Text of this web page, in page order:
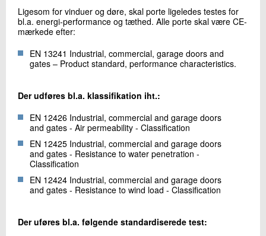
Ligesom for vinduer og døre, skal porte ligeledes testes for
bl.a. energi-performance og tæthed. Alle porte skal være CE-
mærkede efter:
EN 13241 Industrial, commercial, garage doors and
gates – Product standard, performance characteristics.
Der udføres bl.a. klassifikation iht.:
EN 12426 Industrial, commercial and garage doors
and gates - Air permeability - Classification
EN 12425 Industrial, commercial and garage doors
and gates - Resistance to water penetration -
Classification
EN 12424 Industrial, commercial and garage doors
and gates - Resistance to wind load - Classification
Der uføres bl.a. følgende standardiserede test: